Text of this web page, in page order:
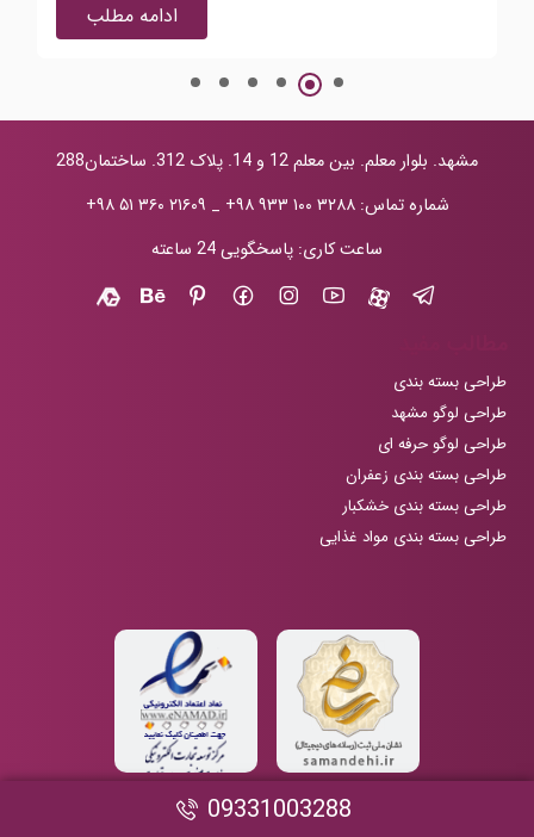
ادامه مطلب
مشهد. بلوار معلم. بین معلم 12 و 14. پلاک 312. ساختمان288
شماره تماس:+۹۸ ۹۳۳ ۱۰۰ ۳۲۸۸ _ +۹۸ ۵۱ ۳۶۰ ۲۱۶۰۹
ساعت کاری: پاسخگویی 24 ساعته
طراحی بسته بندی
طراحی لوگو مشهد
طراحی لوگو حرفه ای
طراحی بسته بندی زعفران
طراحی بسته بندی خشکبار
طراحی بسته بندی مواد غذایی
تمامی حقوق این سایت متعلق به ظریف گرافیک می باشد. طراحی شده توسط
09331003288